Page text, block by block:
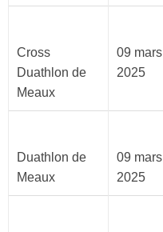
Cross
Duathlon de
Meaux
09 mars
2025
Duathlon de
Meaux
09 mars
2025